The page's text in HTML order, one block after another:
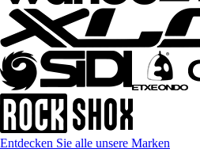
Entdecken Sie alle unsere Marken